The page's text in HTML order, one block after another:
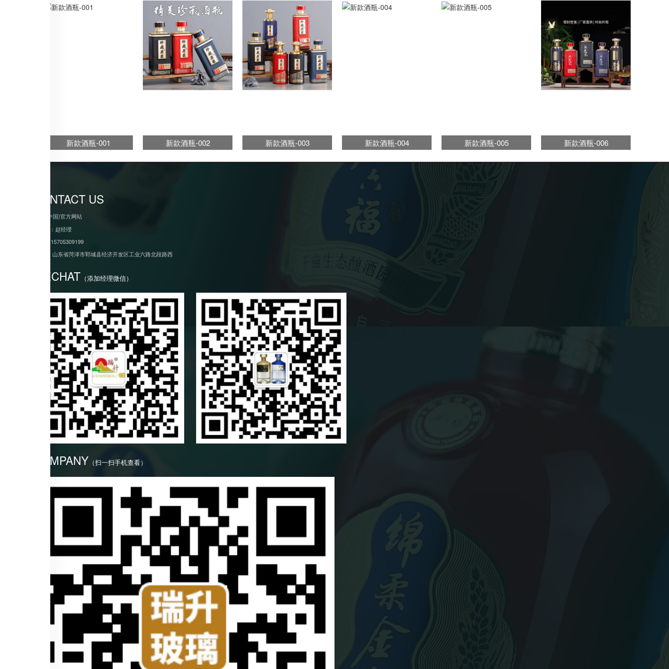
新款酒瓶-001 新款酒瓶-002 新款酒瓶-003 新款酒瓶-004 新款酒瓶-005 新款酒瓶-006
CONTACT US
anbo(中国)官方网站
销售部：赵经理
15705309199
山东省菏泽市郓城县经济开发区工业六路北段路西
WECHAT （添加经理微信）
COMPANY （扫一扫手机查看）